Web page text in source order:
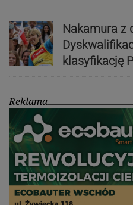
Nakamura z
klasyfikację
Reklama